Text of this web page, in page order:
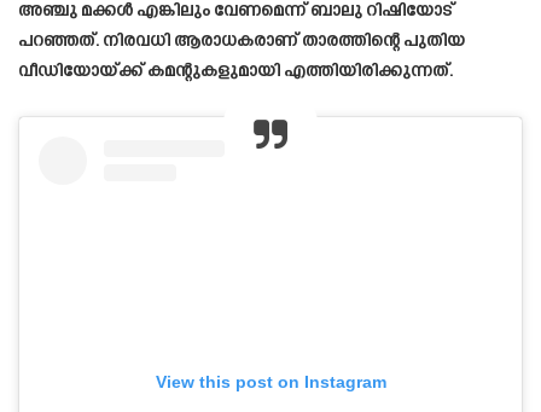
അഞ്ചു മക്കൾ എങ്കിലും വേണമെന്ന് ബാലു റിഷിയോട്
പറഞ്ഞത്. നിരവധി ആരാധകരാണ് താരത്തിന്റെ പുതിയ
വീഡിയോയ്ക്ക് കമന്റുകളുമായി എത്തിയിരിക്കുന്നത്.
View this post on Instagram